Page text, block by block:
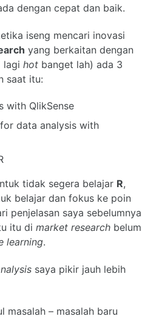
dengan cepat dan baik.
iseng mencari inovasi
yang berkaitan dengan
lagi hot banget lah) ada 3
saat itu:
with QlikSense
data analysis with
tidak segera belajar R,
belajar dan fokus ke poin
penjelasan saya sebelumnya
itu di market research belum
learning.
saya pikir jauh lebih
masalah – masalah baru